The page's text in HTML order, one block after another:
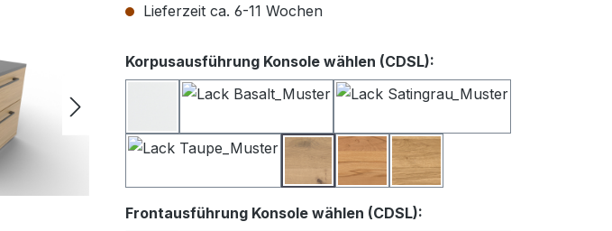
Lieferzeit ca. 6-11 Wochen
Korpusausführung Konsole wählen (CDSL):
BalkeneicheKernbucheWildeiche
Frontausführung Konsole wählen (CDSL):